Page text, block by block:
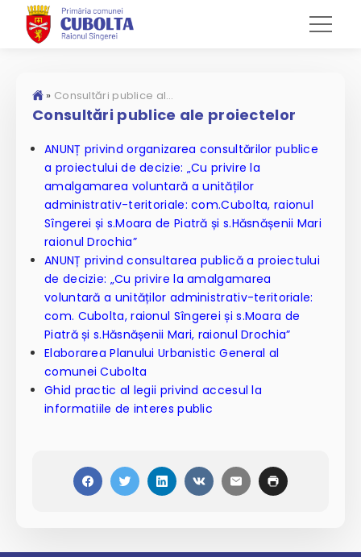
» Consultări publice ale proiectelor
Consultări publice ale proiectelor
ANUNȚ privind organizarea consultărilor publice
a proiectului de decizie: „Cu privire la
amalgamarea voluntară a unităților
administrativ-teritoriale: com.Cubolta, raionul
Sîngerei și s.Moara de Piatră și s.Hăsnășenii Mari
raionul Drochia”
ANUNȚ privind consultarea publică a proiectului
de decizie: „Cu privire la amalgamarea
voluntară a unităților administrativ-teritoriale:
com. Cubolta, raionul Sîngerei și s.Moara de
Piatră și s.Hăsnășenii Mari, raionul Drochia”
Elaborarea Planului Urbanistic General al
comunei Cubolta
Ghid practic al legii privind accesul la
informatiile de interes public